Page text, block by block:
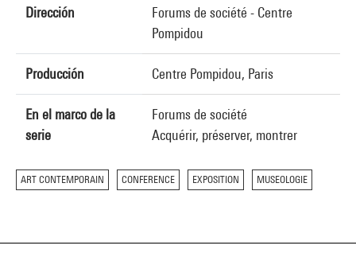
Dirección
Forums de société - Centre
Pompidou
Producción Centre Pompidou, Paris
En el marco de la
serie
Forums de société
Acquérir, préserver, montrer
ART CONTEMPORAIN CONFERENCE EXPOSITION MUSEOLOGIE